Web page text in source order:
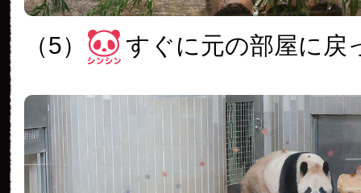
（5） すぐに元の部屋に戻